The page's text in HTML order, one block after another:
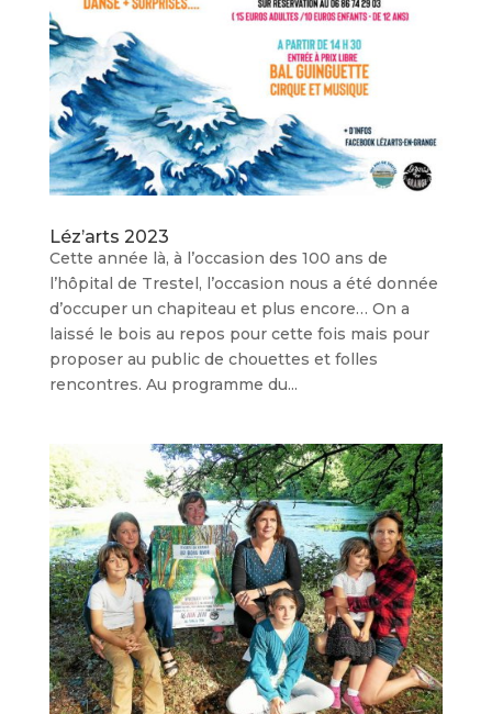
Léz’arts 2023
Cette année là, à l’occasion des 100 ans de
l’hôpital de Trestel, l’occasion nous a été donnée
d’occuper un chapiteau et plus encore… On a
laissé le bois au repos pour cette fois mais pour
proposer au public de chouettes et folles
rencontres. Au programme du...